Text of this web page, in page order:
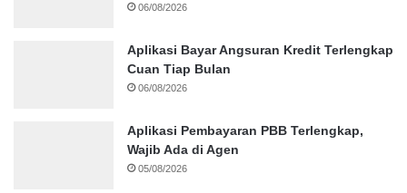
06/08/2026
Aplikasi Bayar Angsuran Kredit Terlengkap
Cuan Tiap Bulan
06/08/2026
Aplikasi Pembayaran PBB Terlengkap,
Wajib Ada di Agen
05/08/2026